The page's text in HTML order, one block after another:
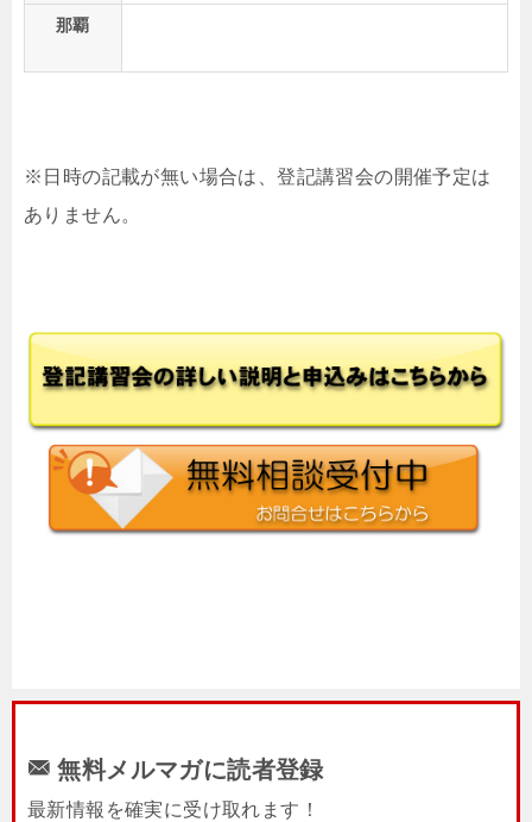
那覇
※日時の記載が無い場合は、登記講習会の開催予定は
ありません。
無料メルマガに読者登録
最新情報を確実に受け取れます！